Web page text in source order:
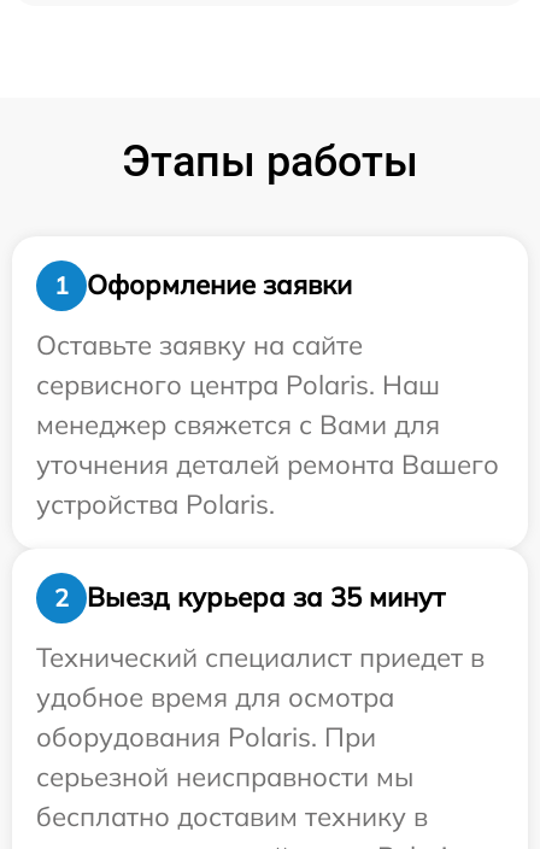
Этапы работы
1
Оформление заявки
Оставьте заявку на сайте
сервисного центра Polaris. Наш
менеджер свяжется с Вами для
уточнения деталей ремонта Вашего
устройства Polaris.
2
Выезд курьера за 35 минут
Технический специалист приедет в
удобное время для осмотра
оборудования Polaris. При
серьезной неисправности мы
бесплатно доставим технику в